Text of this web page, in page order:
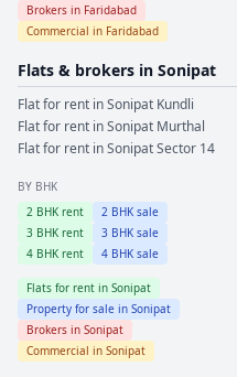
Brokers in Faridabad
Commercial in Faridabad
Flats & brokers in Sonipat
Flat for rent inSonipat Kundli
Flat for rent inSonipat Murthal
Flat for rent inSonipatSector 14
BY BHK
2 BHK rent 2 BHK sale
3 BHK rent 3 BHK sale
4 BHK rent 4 BHK sale
Flats for rent in Sonipat
Property for sale in Sonipat
Brokers in Sonipat
Commercial in Sonipat